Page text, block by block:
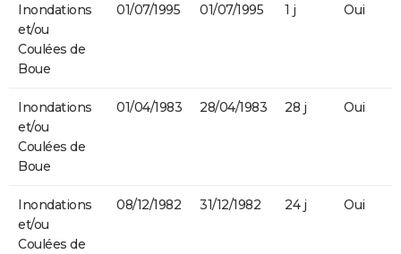
Inondations
et/ou
Coulées de
Boue
01/07/1995 01/07/1995 1 j Oui
Inondations
et/ou
Coulées de
Boue
01/04/1983 28/04/1983 28 j Oui
Inondations
et/ou
Coulées de
08/12/1982 31/12/1982 24 j Oui